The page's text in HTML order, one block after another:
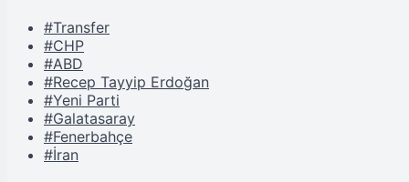
#Transfer
#CHP
#ABD
#Recep Tayyip Erdoğan
#Yeni Parti
#Galatasaray
#Fenerbahçe
#İran